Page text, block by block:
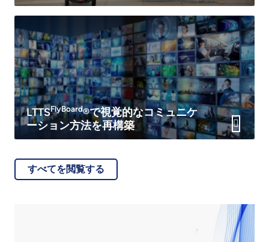
LTTSFlyBoard®で視覚的なコミュニケ
ーション方法を再構築
すべてを閲覧する